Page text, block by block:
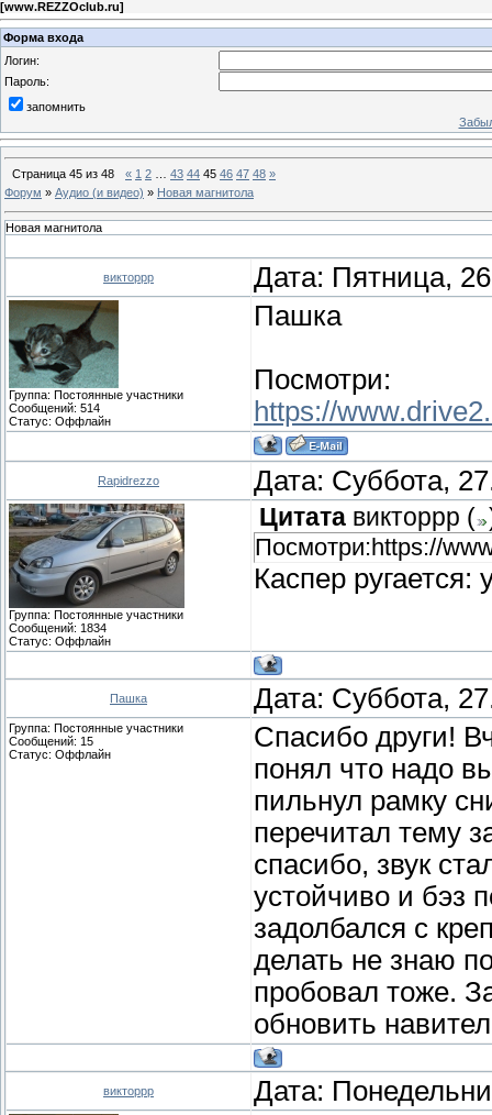
[www.REZZOclub.ru]
Форма входа
Логин:
Пароль:
запомнить
Страница 45 из 48 « 1 2 43 44 45 46 47 48 »
Форум » Аудио (и видео) » Новая магнитола
Новая магнитола
викторрр Дата: Пятница,
Группа: Постоянные участники
Сообщений: 514
Статус: Оффлайн
Пашка
Посмотри:
https://
Rapidrezzo Дата: Суббота,
Группа: Постоянные участники
Сообщений: 1834
Статус: Оффлайн
Цитата викторрр (
Посмотри:https://
Каспер ругается:
Пашка Дата: Суббота,
Группа: Постоянные участники
Сообщений: 15
Статус: Оффлайн
Спасибо други!
понял что надо
пильнул рамку
перечитал тему
спасибо, звук
устойчиво и бэз
задолбался с
делать не знаю
пробовал тоже.
обновить
викторрр Дата: